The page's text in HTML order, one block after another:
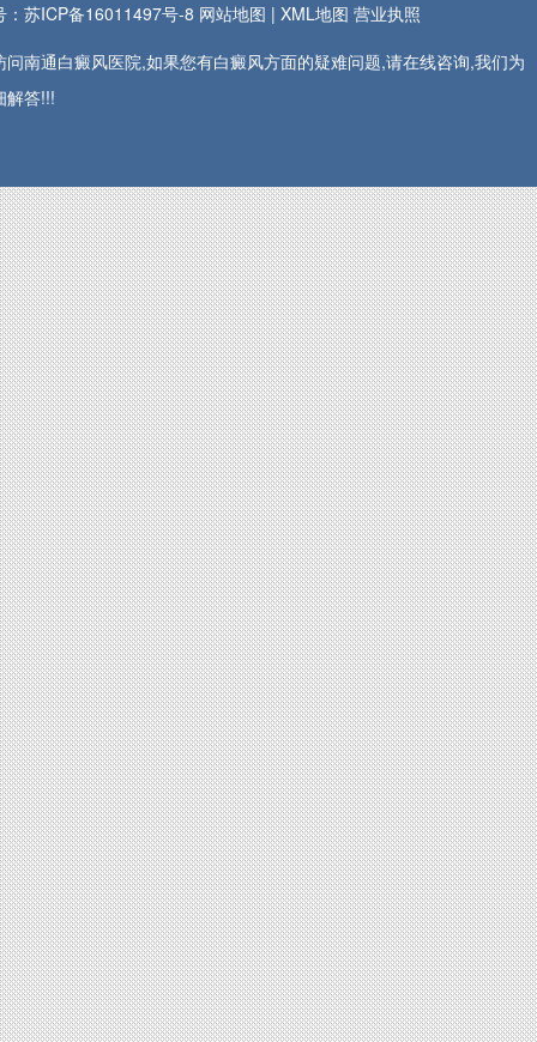
：苏ICP备16011497号-8 网站地图 |XML地图 营业执照
问南通白癜风医院,如果您有白癜风方面的疑难问题,请在线咨询,我们为
解答!!!